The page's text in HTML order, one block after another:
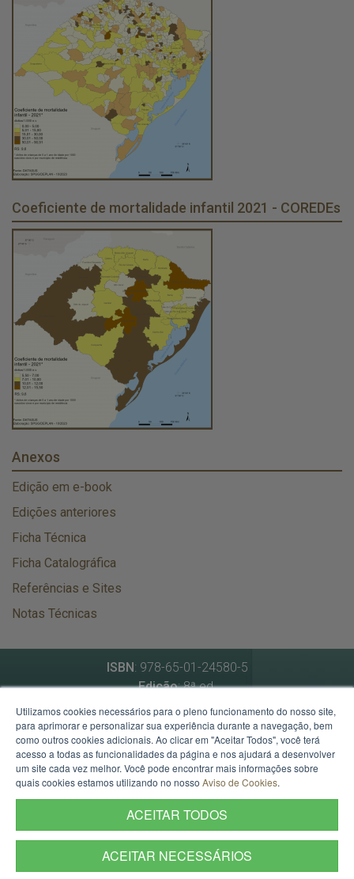
Coeficiente de mortalidade infantil 2021 - COREDEs
Anexos
Edição em e-book
Edições anteriores
Ficha Técnica
Ficha Catalográfica
Referências e Sites
Notas Técnicas
ISBN: 978-65-01-24580-5
Edição: 8ª ed.
Data de atualização
: novembro de 2024
Secretaria de Planejamento, Governança e Gestão
Av. Borges de Medeiros, 1501 - 21º andar - Porto Alegre -
RS.
CEP: 90119-900 - Fone:(51)3288-1545
Utilizamos cookies necessários para o pleno funcionamento do nosso site,
para aprimorar e personalizar sua experiência durante a navegação, bem
como outros cookies adicionais. Ao clicar em "Aceitar Todos", você terá
acesso a todas as funcionalidades da página e nos ajudará a desenvolver
um site cada vez melhor. Você pode encontrar mais informações sobre
quais cookies estamos utilizando no nosso Aviso de Cookies.
ACEITAR TODOS
ACEITAR NECESSÁRIOS